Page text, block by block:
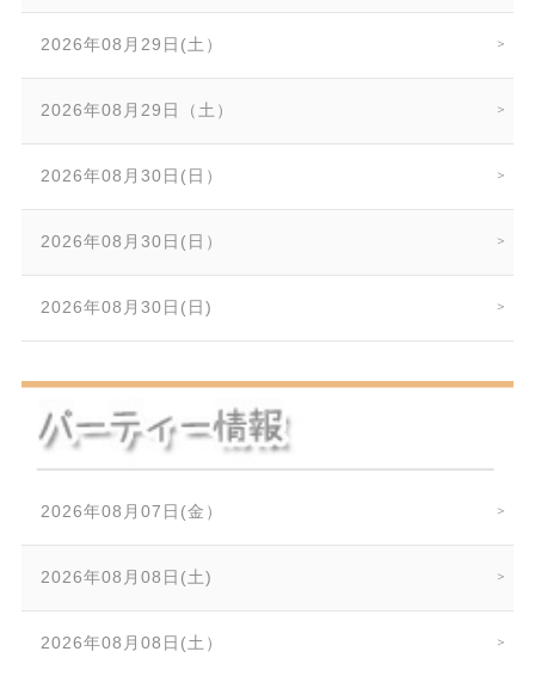
2026年08月29日(土）
2026年08月29日（土）
2026年08月30日(日）
2026年08月30日(日）
2026年08月30日(日)
2026年08月07日(金）
2026年08月08日(土)
2026年08月08日(土）